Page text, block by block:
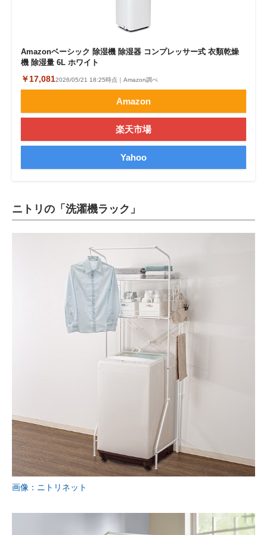
Amazonベーシック 除湿機 除湿器 コンプレッサー式 衣類乾燥
機 除湿量 6L ホワイト
￥17,0812026/05/21 18:25時点｜Amazon調べ
Amazon
楽天市場
Yahoo
ニトリの「洗濯機ラック」
画像：ニトリネット